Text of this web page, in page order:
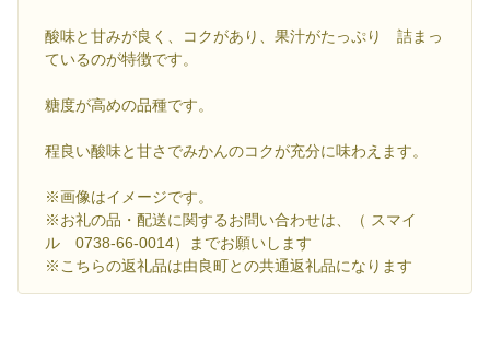
酸味と甘みが良く、コクがあり、果汁がたっぷり 詰まっ
ているのが特徴です。
糖度が高めの品種です。
程良い酸味と甘さでみかんのコクが充分に味わえます。
※画像はイメージです。
※お礼の品・配送に関するお問い合わせは、（ スマイ
ル 0738-66-0014）までお願いします
※こちらの返礼品は由良町との共通返礼品になります